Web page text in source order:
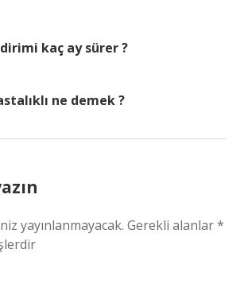
kaç ay sürer ?
ne demek ?
yayınlanmayacak. Gerekli alanlar*